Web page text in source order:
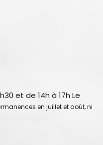
et de 14h à 17h Le
en juillet et août, ni